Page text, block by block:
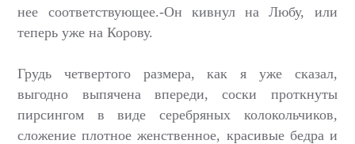
нее соответствующее.-Он кивнул на Любу, или
теперь уже на Корову.
Грудь четвертого размера, как я уже сказал,
выгодно выпячена впереди, соски проткнуты
пирсингом в виде серебряных колокольчиков,
сложение плотное женственное, красивые бедра и